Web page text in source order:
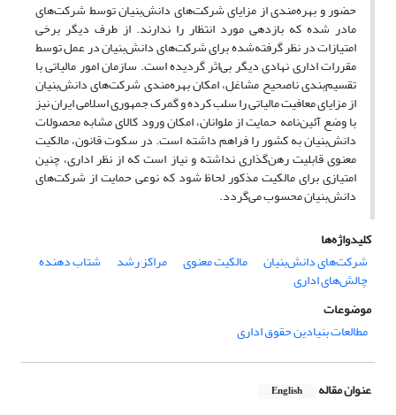
حضور و بهره‌مندی از مزایای شرکت‌های دانش‌بنیان توسط شرکت‌های
مادر شده که بازدهی مورد انتظار را ندارند. از طرف دیگر برخی
امتیازات در نظر گرفته‌شده برای شرکت‌های دانش‌بنیان در عمل توسط
مقررات اداری نهادی دیگر بی‌اثر گردیده است. سازمان امور مالیاتی با
تقسیم‌بندی ناصحیح مشاغل، امکان بهره‌مندی شرکت‌های دانش‌بنیان
از مزایای معافیت مالیاتی را سلب کرده و گمرک جمهوری اسلامی ایران نیز
با وضع آئین‌نامه حمایت از ملوانان، امکان ورود کالای مشابه محصولات
دانش‌بنیان به کشور را فراهم داشته است. در سکوت قانون، مالکیت
معنوی قابلیت رهن‌گذاری نداشته و نیاز است که از نظر اداری، چنین
امتیازی برای مالکیت مذکور لحاظ شود که نوعی حمایت از شرکت‌های
دانش‌بنیان محسوب می‌گردد.
کلیدواژه‌ها
شرکت‌های دانش‌بنیان
مالکیت معنوی مراکز رشد شتاب دهنده
چالش‌های اداری
موضوعات
مطالعات بنیادین حقوق اداری
عنوان مقاله English